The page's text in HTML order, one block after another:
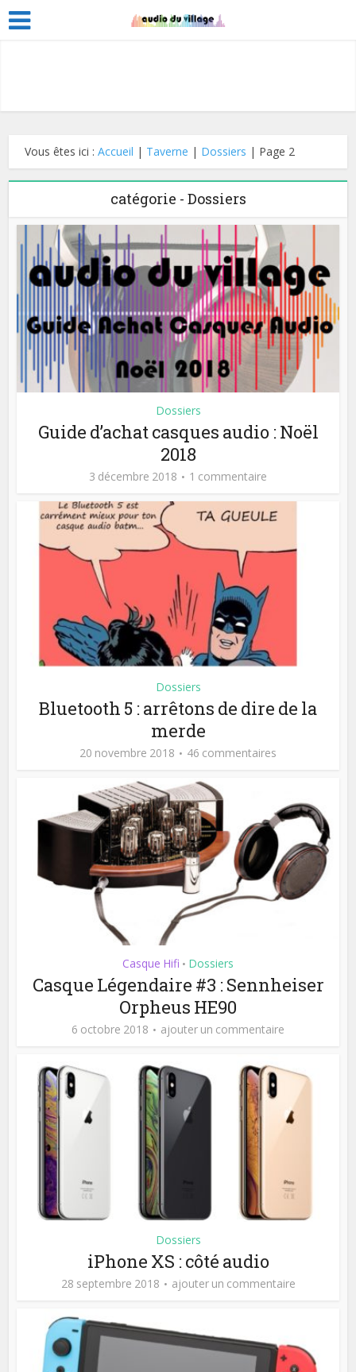
Vous êtes ici :Accueil | Taverne | Dossiers | Page 2
catégorie - Dossiers
Dossiers
Guide d’achat casques audio : Noël
2018
3 décembre 2018 1 commentaire
Dossiers
Bluetooth 5 : arrêtons de dire de la
merde
20 novembre 2018 46 commentaires
Casque Hifi • Dossiers
Casque Légendaire #3 : Sennheiser
Orpheus HE90
6 octobre 2018 ajouter un commentaire
Dossiers
iPhone XS : côté audio
28 septembre 2018 ajouter un commentaire